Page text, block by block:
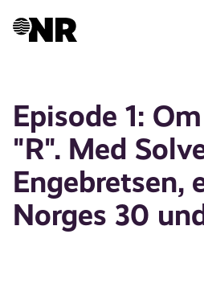
Episode 1:
"R". Med
Engebretsen,
Norges 30